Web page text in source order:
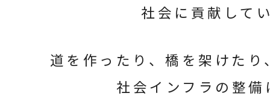
社会に貢献して
道を作ったり、橋を架けた
社会インフラの整備